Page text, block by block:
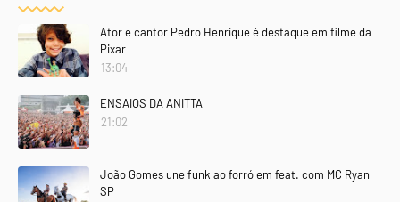
Ator e cantor Pedro Henrique é destaque em filme da
Pixar
13:04
ENSAIOS DA ANITTA
21:02
João Gomes une funk ao forró em feat. com MC Ryan
SP